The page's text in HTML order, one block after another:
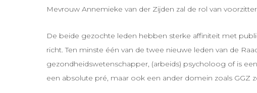
Mevrouw Annemieke van der Zijden zal de rol van
De beide gezochte leden hebben sterke affiniteit met
richt. Ten minste één van de twee nieuwe leden van de
gezondheidswetenschapper, (arbeids) psycholoog of is
een absolute pré, maar ook een ander domein zoals GGZ